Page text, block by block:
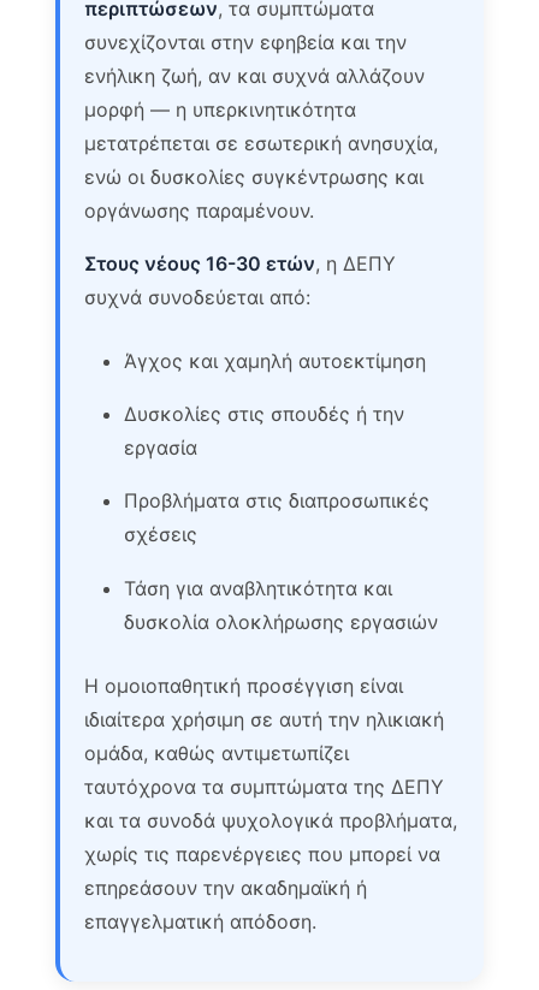
περιπτώσεων, τα συμπτώματα
συνεχίζονται στην εφηβεία και την
ενήλικη ζωή, αν και συχνά αλλάζουν
μορφή — η υπερκινητικότητα
μετατρέπεται σε εσωτερική ανησυχία,
ενώ οι δυσκολίες συγκέντρωσης και
οργάνωσης παραμένουν.
Στους νέους 16-30 ετών, η ΔΕΠΥ
συχνά συνοδεύεται από:
Άγχος και χαμηλή αυτοεκτίμηση
Δυσκολίες στις σπουδές ή την
εργασία
Προβλήματα στις διαπροσωπικές
σχέσεις
Τάση για αναβλητικότητα και
δυσκολία ολοκλήρωσης εργασιών
Η ομοιοπαθητική προσέγγιση είναι
ιδιαίτερα χρήσιμη σε αυτή την ηλικιακή
ομάδα, καθώς αντιμετωπίζει
ταυτόχρονα τα συμπτώματα της ΔΕΠΥ
και τα συνοδά ψυχολογικά προβλήματα,
χωρίς τις παρενέργειες που μπορεί να
επηρεάσουν την ακαδημαϊκή ή
επαγγελματική απόδοση.